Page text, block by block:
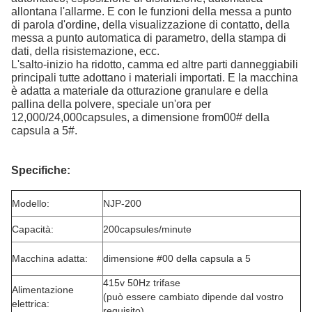
allontana l'allarme. E con le funzioni della messa a punto
di parola d'ordine, della visualizzazione di contatto, della
messa a punto automatica di parametro, della stampa di
dati, della risistemazione, ecc.
L'salto-inizio ha ridotto, camma ed altre parti danneggiabili
principali tutte adottano i materiali importati. E la macchina
è adatta a materiale da otturazione granulare e della
pallina della polvere, speciale un'ora per
12,000/24,000capsules, a dimensione from00# della
capsula a 5#.
Specifiche:
Modello: NJP-200
Capacità: 200capsules/minute
Macchina adatta: dimensione #00 della capsula a 5
Alimentazione
elettrica:
415v 50Hz trifase
(può essere cambiato dipende dal vostro